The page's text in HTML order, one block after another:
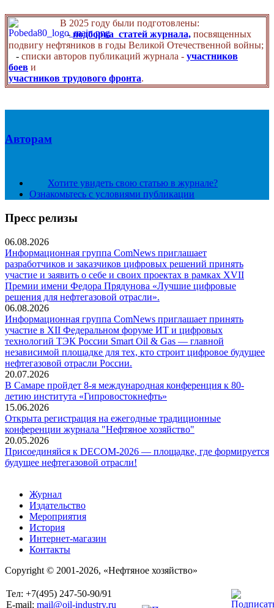
В 2025 году были подготовлены:
- подборка статей журнала, посвященных
подвигу нефтяников в годы Великой Отечественной войны;
- списки авторов публикаций журнала - участников
боев и
участников трудового фронта.
Авторам
Хотите увидеть свою статью в журнале?
Ознакомьтесь с условиями публикации
Пресс релизы
06.08.2026
Информационная группа ComNews приглашает
разработчиков и заказчиков цифровых решений принять
участие и заявить о себе и своих проектах в рамках XVII
Премии имени Федора Прядунова «Лучшие цифровые
решения для нефтегазовой отрасли».
06.08.2026
Информационная группа ComNews приглашает принять
участие в XII Федеральном форуме ИТ и цифровых
технологий ТЭК России Smart Oil & Gas — главной
независимой площадке для тех, кто строит цифровое будущее
нефтегазовой отрасли России.
20.07.2026
В Самаре пройдет 8-я международная конференция к 80-
летию института «Гипровостокнефть»
15.06.2026
Открыта регистрация на ежегодные традиционные
конференции журнала "Нефтяное хозяйство"
20.05.2026
Присоединяйся к DECOM-2026 — площадке, где формируется
будущее нефтегазовой отрасли!
Журнал
Издательство
Мероприятия
История
Интернет-магазин
Контакты
Copyright © 2001-2026, «Нефтяное хозяйство»
Тел: +7(495) 247-50-90/91
E-mail: mail@oil-industry.ru